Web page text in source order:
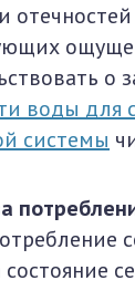
о
воды для
системы